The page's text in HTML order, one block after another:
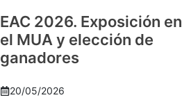
EAC 2026. Exposición en
el MUA y elección de
ganadores
20/05/2026